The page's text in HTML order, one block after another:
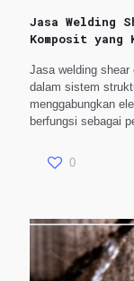
Jasa Welding
Komposit yang
Jasa welding shear
dalam sistem
menggabungkan
berfungsi sebagai
0